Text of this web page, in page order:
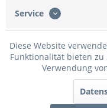
Bewertungen lesen,
Infos zum Hersteller
Folgende Infos zum
Kunden kauften auch
Service
Diese Website
Funktionalität bieten zu
Verwendung